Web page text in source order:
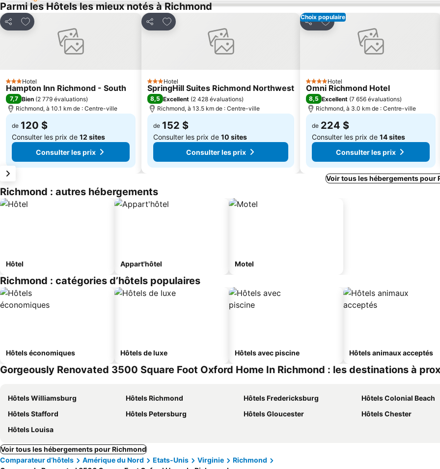
Parmi les Hôtels les mieux notés à Richmond
Partager
Ajouter à mes favoris
3 Étoiles
Hotel
Hampton Inn Richmond - South
7,7 Bien (2 779 évaluations)
Richmond, à 10.1 km de : Centre-ville
de 120 $
Consulter les prix de 12 sites
Consulter les prix
Partager
Ajouter à mes favoris
3 Étoiles
Hotel
SpringHill Suites Richmond Northwest
8,5 Excellent (2 428 évaluations)
Richmond, à 13.5 km de : Centre-ville
de 152 $
Consulter les prix de 10 sites
Consulter les prix
Choix populaire
Partager
Ajouter à mes favoris
4 ÉtoilesHotel
Omni Richmond Hotel
8,5 Excellent (7 656 évaluations)
Richmond, à 3.0 km de : Centre-ville
de 224 $
Consulter les prix de 14 sites
Consulter les prix
Voir tous les hébergements pour
Richmond : autres hébergements
Hôtel Appart'hôtel Motel
Richmond : catégories d’hôtels populaires
Hôtels économiques Hôtels de luxe Hôtels avec piscine Hôtels animaux acceptés
Gorgeously Renovated 3500 Square Foot Oxford Home In Richmond : les destinations à
Hôtels Williamsburg Hôtels Richmond Hôtels Fredericksburg
Hôtels Colonial Beach
Hôtels Stafford
Hôtels Petersburg Hôtels Gloucester
Hôtels Chester
Hôtels Louisa
Voir tous les hébergements pour Richmond
Comparateur d’hôtels
Amérique du Nord Etats-Unis Virginie
Richmond